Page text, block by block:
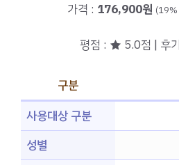
가격 : 176,900원 (19%
평점 : ★ 5.0점 | 후
구분
사용대상 구분
성별